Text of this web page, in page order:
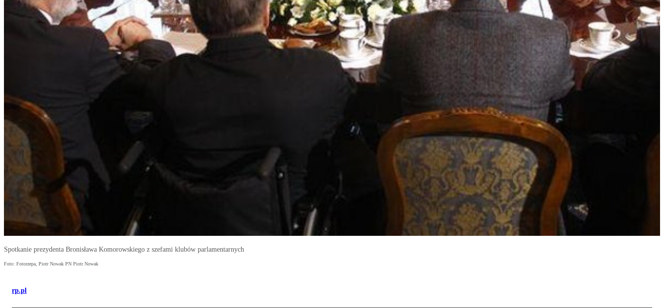
Spotkanie prezydenta Bronisława Komorowskiego z szefami klubów parlamentarnych
Foto: Fotorzepa, Piotr Nowak PN Piotr Nowak
rp.pl